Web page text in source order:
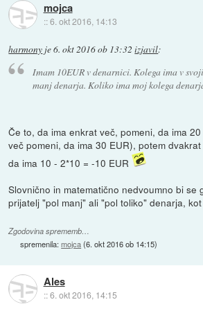
mojca
::6. okt 2016, 14:13
harmony je6. okt 2016 ob 13:32 izjavil:
Imam 10EUR v denarnici. Kolega ima v
manj denarja. Koliko ima moj kolega
Če to, da ima enkrat več, pomeni, da ima
več pomeni, da ima 30 EUR), potem
da ima 10 - 2*10 = -10 EUR
Slovnično in matematično nedvoumno bi se
prijatelj "pol manj" ali "pol toliko" denarja,
Zgodovina sprememb…
spremenila:mojca(6. okt 2016 ob 14:15)
Ales
::6. okt 2016, 14:15